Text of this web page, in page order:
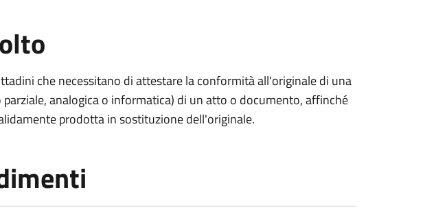
che necessitano di attestare la conformità all'originale di una
parziale, analogica o informatica) di un atto o documento, affinché
prodotta in sostituzione dell'originale.